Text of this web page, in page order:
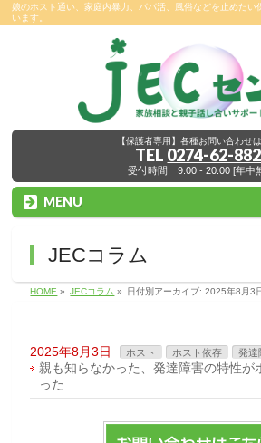
娘のホスト通い、家庭内暴力、パパ活、風俗などを止めたい
います。
【保護者専用】各種お問い合わせ
TEL 0274-62-
受付時間 9:00 - 20:00 [年中
MENU
JECコラム
HOME » JECコラム » 日付別アーカイブ: 2025年8月3
2025年8月3日 ホスト ホスト依存 発達
親も知らなかった、発達障害の特性が
った